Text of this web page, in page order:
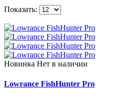
Показать:
Новинка Нет в наличии
Lowrance FishHunter Pro